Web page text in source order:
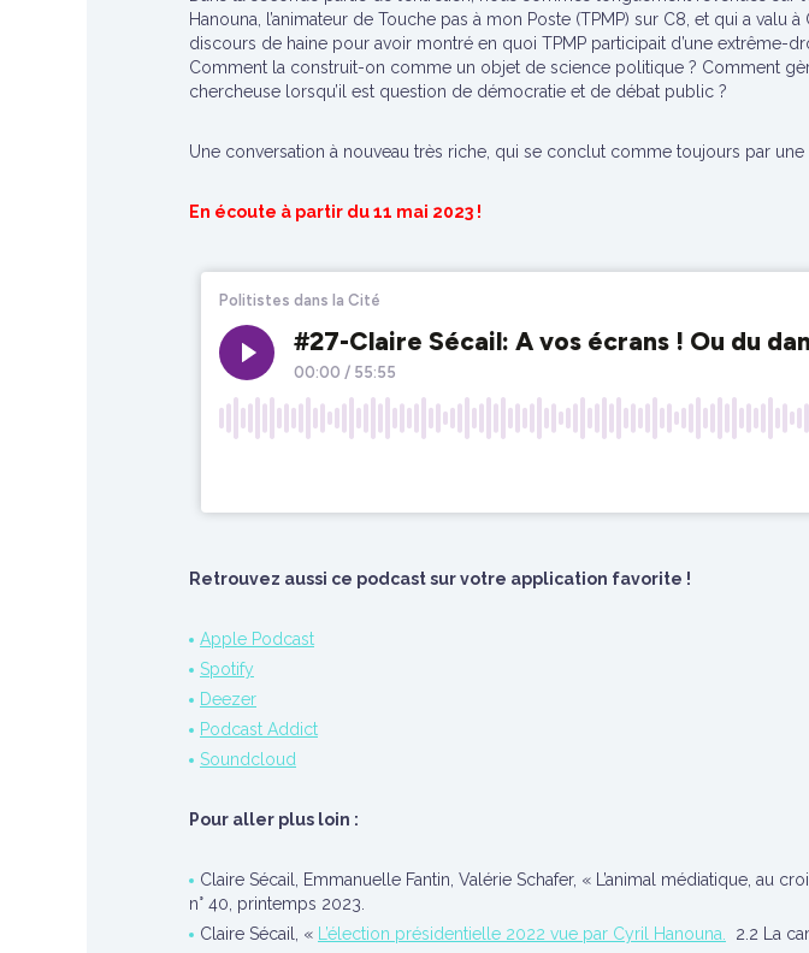
Hanouna, l’animateur de Touche pas à mon Poste (TPMP) sur C8, et qui a valu
discours de haine pour avoir montré en quoi TPMP participait d’une
Comment la construit-on comme un objet de science politique ? Comment
chercheuse lorsqu’il est question de démocratie et de débat public ?
Une conversation à nouveau très riche, qui se conclut comme toujours par
En écoute à partir du 11 mai 2023 !
Retrouvez aussi ce podcast sur votre application favorite !
Apple Podcast
Spotify
Deezer
Podcast Addict
Soundcloud
Pour aller plus loin :
Claire Sécail, Emmanuelle Fantin, Valérie Schafer, « L’animal médiatique, au
n° 40, printemps 2023.
Claire Sécail, «
L’élection présidentielle 2022 vue par Cyril Hanouna.
2.2 La